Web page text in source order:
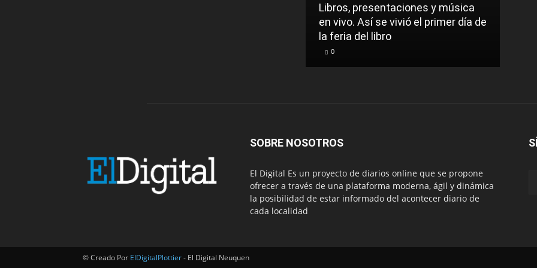
Libros, presentaciones y música
en vivo. Así se vivió el primer día de
la feria del libro
0
SOBRE NOSOTROS
El Digital Es un proyecto de diarios online que se propone
ofrecer a través de una plataforma moderna, ágil y dinámica
la posibilidad de estar informado del acontecer diario de
cada localidad
© Creado Por ElDigitalPlottier- El Digital Neuquen